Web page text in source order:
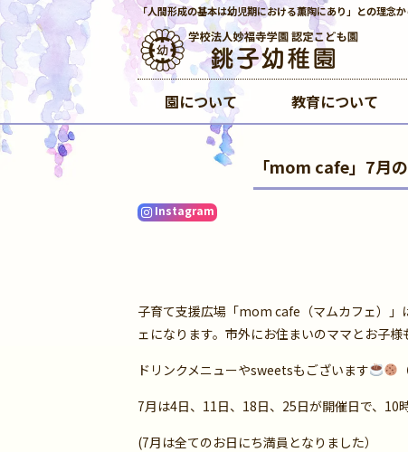
「人間形成の基本は幼児期における薫陶にあり」との理念
園について 教育について
「mom cafe」7月
Instagram
子育て支援広場「mom cafe（マムカフェ）」
ェになります。市外にお住まいのママとお子
ドリンクメニューやsweetsもございます
7月は4日、11日、18日、25日が開催日で、10
(7月は全てのお日にち満員となりました）